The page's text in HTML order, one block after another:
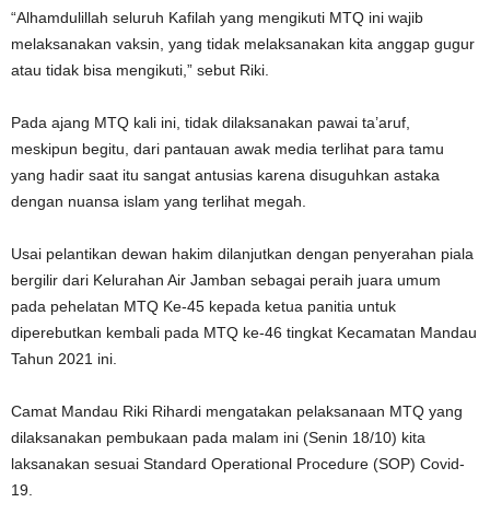
“Alhamdulillah seluruh Kafilah yang mengikuti MTQ ini wajib
melaksanakan vaksin, yang tidak melaksanakan kita anggap gugur
atau tidak bisa mengikuti,” sebut Riki.
Pada ajang MTQ kali ini, tidak dilaksanakan pawai ta’aruf,
meskipun begitu, dari pantauan awak media terlihat para tamu
yang hadir saat itu sangat antusias karena disuguhkan astaka
dengan nuansa islam yang terlihat megah.
Usai pelantikan dewan hakim dilanjutkan dengan penyerahan piala
bergilir dari Kelurahan Air Jamban sebagai peraih juara umum
pada pehelatan MTQ Ke-45 kepada ketua panitia untuk
diperebutkan kembali pada MTQ ke-46 tingkat Kecamatan Mandau
Tahun 2021 ini.
Camat Mandau Riki Rihardi mengatakan pelaksanaan MTQ yang
dilaksanakan pembukaan pada malam ini (Senin 18/10) kita
laksanakan sesuai Standard Operational Procedure (SOP) Covid-
19.